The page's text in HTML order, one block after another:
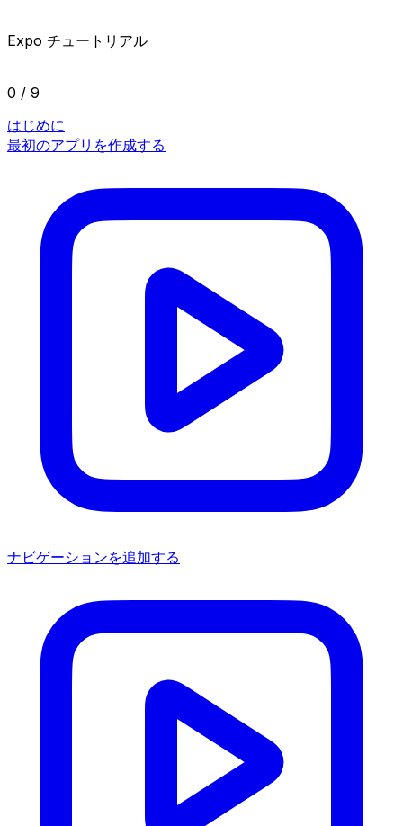
Expo チュートリアル
0 / 9
はじめに
最初のアプリを作成する
ナビゲーションを追加する